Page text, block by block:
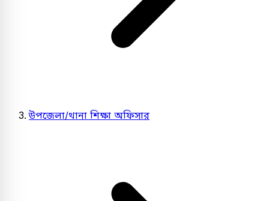
উপজেলা/থানা শিক্ষা অফিসার